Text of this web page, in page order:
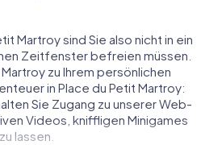
Martroy sind Sie also nicht in ein
Zeitfenster befreien müssen.
zu Ihrem persönlichen
in Place du Petit Martroy:
Sie Zugang zu unserer Web-
Videos, kniffligen Minigames
lassen.